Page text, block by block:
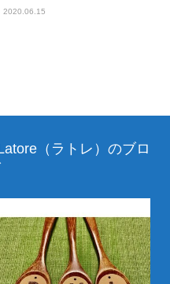
2020.06.15
（ラトレ）のブロ